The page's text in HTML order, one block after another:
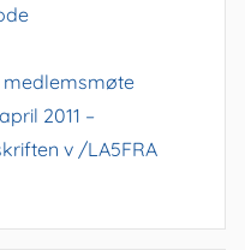
2011 –
v /LA5FRA